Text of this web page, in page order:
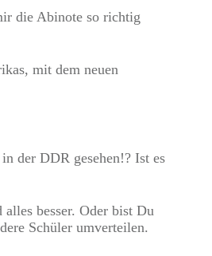
die Abinote so richtig
mit dem neuen
der DDR gesehen!? Ist es
besser. Oder bist Du
Schüler umverteilen.